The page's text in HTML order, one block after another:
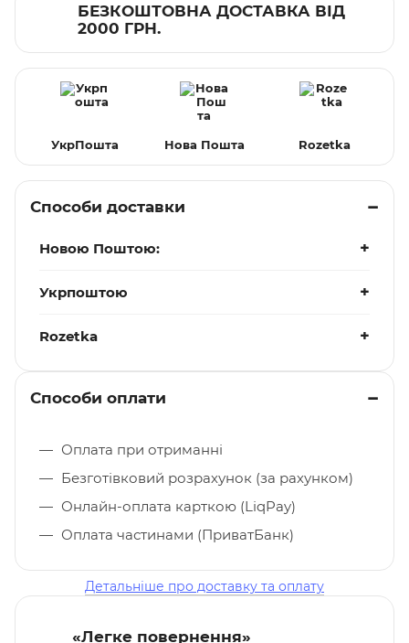
БЕЗКОШТОВНА ДОСТАВКА ВІД
2000 ГРН.
УкрПошта Нова Пошта Rozetka
Способи доставки
Новою Поштою:
Укрпоштою
Rozetka
Способи оплати
Оплата при отриманні
Безготівковий розрахунок (за рахунком)
Онлайн-оплата карткою (LiqPay)
Оплата частинами (ПриватБанк)
Детальніше про доставку та оплату
«Легке повернення»